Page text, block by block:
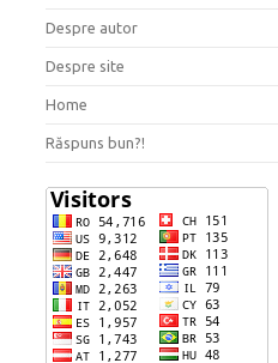
Despre autor
Despre site
Home
Răspuns bun?!